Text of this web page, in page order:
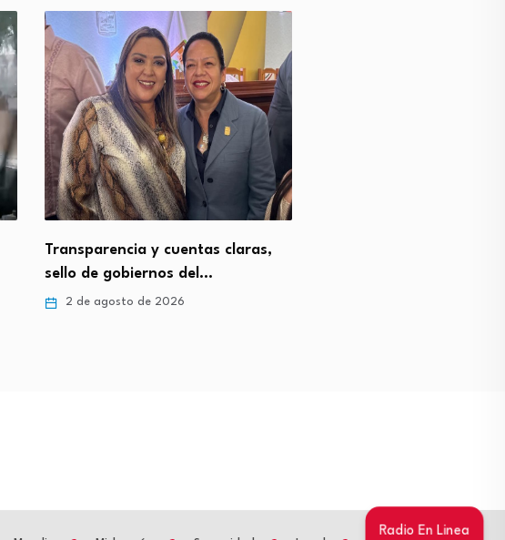
Radio En Linea
Transparencia y cuentas claras,
sello de gobiernos del…
2 de agosto de 2026